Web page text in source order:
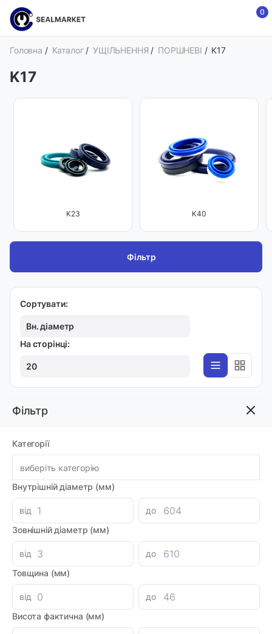
0
Фільтр
Категорії
виберіть категорію
Внутрішній діаметр (мм)
від
до
Зовнішній діаметр (мм)
від
до
Товщина (мм)
від
до
Висота фактична (мм)
Головна / Каталог /УЩІЛЬНЕННЯ / ПОРШНЕВІ / K17
K17
K23 K40
Фільтр
Сортувати:
Вн. діаметр
На сторінці:
20
Виробник: KASTAS
112.14 грн
Ущільнення 9х4,1х2,2 K17
Артикул: 48005239
Виробник: KASTAS
Доставка 1-2 дні